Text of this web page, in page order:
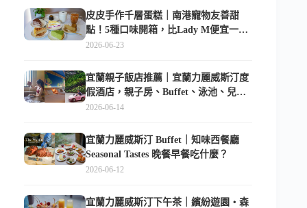
皮皮手作千層蛋糕｜南港寵物友善甜
點！5種口味開箱，比Lady M便宜一半
的台北隱藏版
2026-06-23
宜蘭親子飯店推薦｜宜蘭力麗威斯汀度
假酒店，親子房、Buffet、泳池、兒童
俱樂部超適合放電
2026-06-14
宜蘭力麗威斯汀 Buffet｜知味西餐廳
Seasonal Tastes 晚餐早餐吃什麼？
2026-06-12
宜蘭力麗威斯汀下午茶｜繽紛遊園・森